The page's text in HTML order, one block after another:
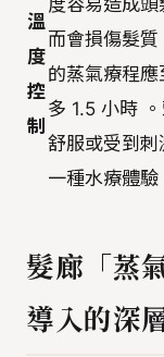
溫
度
控
制
度容易造成
而會損傷髮
的蒸氣療程
多 1.5 小時
舒服或受到
一種水療體驗
髮廊「蒸
導入的深